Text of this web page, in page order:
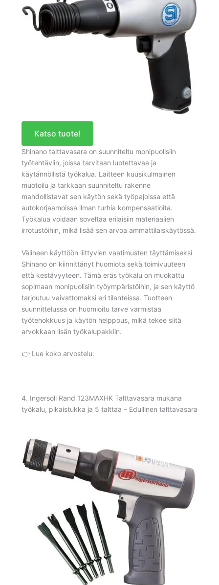
Katso tuote!
Shinano talttavasara on suunniteltu monipuolisiin
työtehtäviin, joissa tarvitaan luotettavaa ja
käytännöllistä työkalua. Laitteen kuusikulmainen
muotoilu ja tarkkaan suunniteltu rakenne
mahdollistavat sen käytön sekä työpajoissa että
autokorjaamoissa ilman turhia kompensaatioita.
Työkalua voidaan soveltaa erilaisiin materiaalien
irrotustöihin, mikä lisää sen arvoa ammattilaiskäytössä.
Välineen käyttöön liittyvien vaatimusten täyttämiseksi
Shinano on kiinnittänyt huomiota sekä toimivuuteen
että kestävyyteen. Tämä eräs työkalu on muokattu
sopimaan monipuolisiin työympäristöihin, ja sen käyttö
tarjoutuu vaivattomaksi eri tilanteissa. Tuotteen
suunnittelussa on huomioitu tarve varmistaa
työtehokkuus ja käytön helppous, mikä tekee siitä
arvokkaan lisän työkalupakkiin.
👉 Lue koko arvostelu:
4. Ingersoll Rand 123MAXHK Talttavasara mukana
työkalu, pikaistukka ja 5 talttaa – Edullinen talttavasara